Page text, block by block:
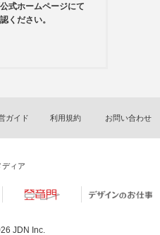
式ホームページにて
ください。
ガイド 利用規約 お問い合わせ
ディア
JDN Inc.